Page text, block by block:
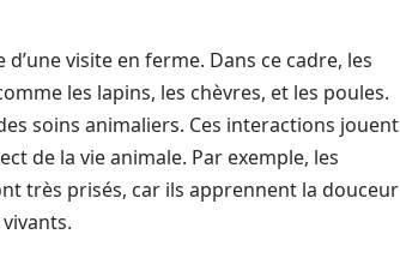
visite en ferme. Dans ce cadre, les
les lapins, les chèvres, et les poules.
soins animaliers. Ces interactions jouent
de la vie animale. Par exemple, les
très prisés, car ils apprennent la douceur